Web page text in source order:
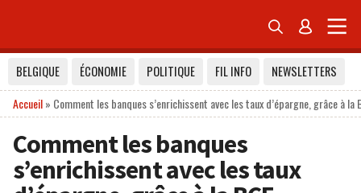
 
BELGIQUE ÉCONOMIE POLITIQUE FIL INFO
NEWSLETTERS
Accueil» Comment les banques s’enrichissent avec les taux d’épargne, grâce à la
Comment les banques
s’enrichissent avec les taux